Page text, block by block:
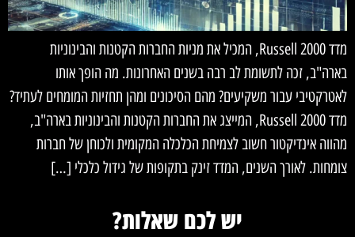
מדד Russell 2000, המכיל את מניות החברות הקטנות והבינוניות
בארה"ב, זכה לתשומת לב רבה בשנים האחרונות. מה הופך אותו
לאטרקטיבי עבור משקיעים? מהם הסיכונים ומהן תחזיות המומחים לעתיד?
מדד Russell 2000, המייצג את החברות הקטנות והבינוניות בארה"ב,
מהווה אינדיקטור חשוב לצמיחת הכלכלה המקומית ולכוחן של חברות
צומחות. לאורך השנים, המדד זינק בתקופות של גידול כלכלי […]
יש לכם שאלות?